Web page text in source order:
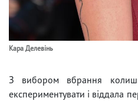
Кара Делевінь
З вибором вбрання
експериментувати і віддала